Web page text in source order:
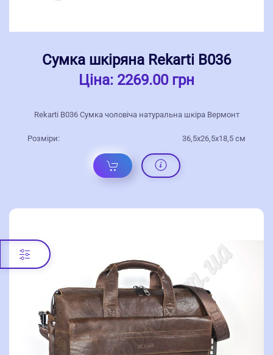
Сумка шкіряна Rekarti В036
Ціна: 2269.00 грн
Rekarti В036 Сумка чоловіча натуральна шкіра Вермонт
Розміри: 36,5х26,5х18,5 см